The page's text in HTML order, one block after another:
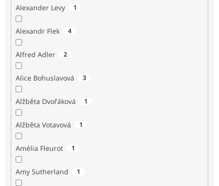
Alexander Levy 1
Alexandr Flek 4
Alfred Adler 2
Alice Bohuslavová 3
Alžběta Dvořáková 1
Alžběta Votavová 1
Amélia Fleurot 1
Amy Sutherland 1